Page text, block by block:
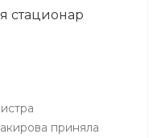
стационар
приняла